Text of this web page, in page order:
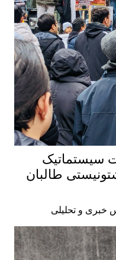
سیستماتیک
طالبان
خبری و تحلیلی